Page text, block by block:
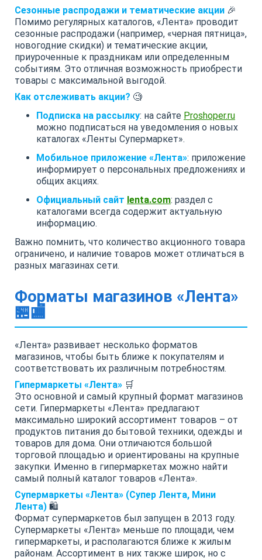
Сезонные распродажи и тематические акции 🎉
Помимо регулярных каталогов, «Лента» проводит
сезонные распродажи (например, «черная пятница»,
новогодние скидки) и тематические акции,
приуроченные к праздникам или определенным
событиям. Это отличная возможность приобрести
товары с максимальной выгодой.
Как отслеживать акции? 🧐
Подписка на рассылку: на сайте Proshoper.ru
можно подписаться на уведомления о новых
каталогах «Ленты Супермаркет».
Мобильное приложение «Лента»: приложение
информирует о персональных предложениях и
общих акциях.
Официальный сайт lenta.com: раздел с
каталогами всегда содержит актуальную
информацию.
Важно помнить, что количество акционного товара
ограничено, и наличие товаров может отличаться в
разных магазинах сети.
Форматы магазинов «Лента»
🏪🏬
«Лента» развивает несколько форматов
магазинов, чтобы быть ближе к покупателям и
соответствовать их различным потребностям.
Гипермаркеты «Лента» 🛒
Это основной и самый крупный формат магазинов
сети. Гипермаркеты «Лента» предлагают
максимально широкий ассортимент товаров – от
продуктов питания до бытовой техники, одежды и
товаров для дома. Они отличаются большой
торговой площадью и ориентированы на крупные
закупки. Именно в гипермаркетах можно найти
самый полный каталог товаров «Лента».
Супермаркеты «Лента» (Супер Лента, Мини
Лента) 🛍️
Формат супермаркетов был запущен в 2013 году.
Супермаркеты «Лента» меньше по площади, чем
гипермаркеты, и располагаются ближе к жилым
районам. Ассортимент в них также широк, но с